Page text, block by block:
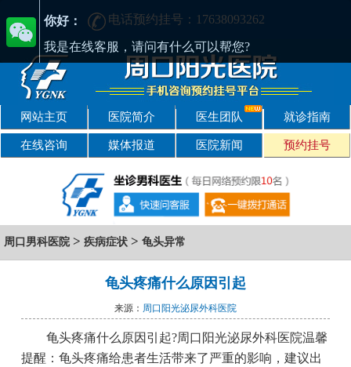
电话预约挂号：17638093262
周口男性疾病哪家医院好-周口2024年男科医院排名-周口男科医院
网站主页 医院简介 医生团队 就诊指南
在线咨询 媒体报道 医院新闻 预约挂号
周口男科医院 > 疾病症状 > 龟头异常
龟头疼痛什么原因引起
来源： 周口阳光泌尿外科医院
龟头疼痛什么原因引起?周口阳光泌尿外科医院温馨
提醒：龟头疼痛给患者生活带来了严重的影响，建议出
你好：
我是在线客服，请问有什么可以帮您?